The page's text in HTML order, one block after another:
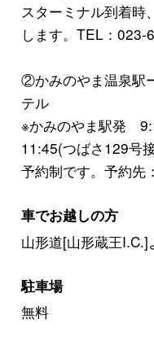
スターミナル到着時
します。TEL：023-
②かみのやま温泉駅
テル
※かみのやま駅発
11:45(つばさ129号
予約制です。予約先
車でお越しの方
山形道[山形蔵王I.C.]
駐車場
無料